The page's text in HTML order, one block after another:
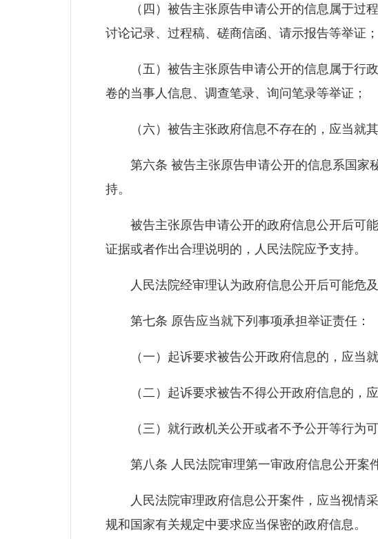
（四）被告主张原告申请公开的信息属于过程
讨论记录、过程稿、磋商信函、请示报告等举证；
（五）被告主张原告申请公开的信息属于行政
卷的当事人信息、调查笔录、询问笔录等举证；
（六）被告主张政府信息不存在的，应当就其
第六条 被告主张原告申请公开的信息系国家
持。
被告主张原告申请公开的政府信息公开后可能
证据或者作出合理说明的，人民法院应予支持。
人民法院经审理认为政府信息公开后可能危及
第七条 原告应当就下列事项承担举证责任：
（一）起诉要求被告公开政府信息的，应当就
（二）起诉要求被告不得公开政府信息的，应
（三）就行政机关公开或者不予公开等行为可
第八条 人民法院审理第一审政府信息公开案件
人民法院审理政府信息公开案件，应当视情采
规和国家有关规定中要求应当保密的政府信息。